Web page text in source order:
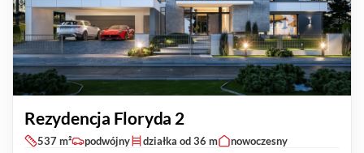
Rezydencja Floryda 2
537 m² podwójny działka od 36 m
nowoczesny